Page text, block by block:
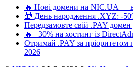
🔥 Нові домени на NIC.UA —
🎁 День народження .XYZ: -
Передзамовте свій .PAY домен
🔥 –30% на хостинг із
Отримай .PAY за пріоритетом
2026